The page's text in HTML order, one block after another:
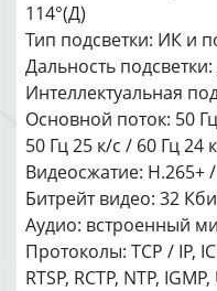
114°(Д)
Тип подсветки: ИК и
Дальность
Интеллектуальная
Основной поток: 50
50 Гц 25 к/с / 60 Гц 24
Видеосжатие: H.265+
Битрейт видео: 32
Аудио: встроенный
Протоколы: TCP / IP,
RTSP, RCTP, NTP,